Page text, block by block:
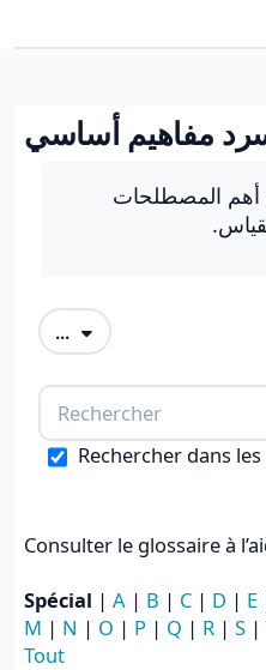
Panneau latéral
مفاهيم أساسي
أهم المصطلحات
... Exporter des articles
Rechercher dans
Consulter le glossaire à
Spécial | A | B | C | D | E
M | N | O | P | Q | R | S |
Tout